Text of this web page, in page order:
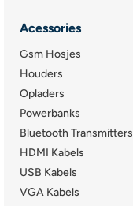
Acessories
Gsm Hosjes
Houders
Opladers
Powerbanks
Bluetooth Transmitters
HDMI Kabels
USB Kabels
VGA Kabels